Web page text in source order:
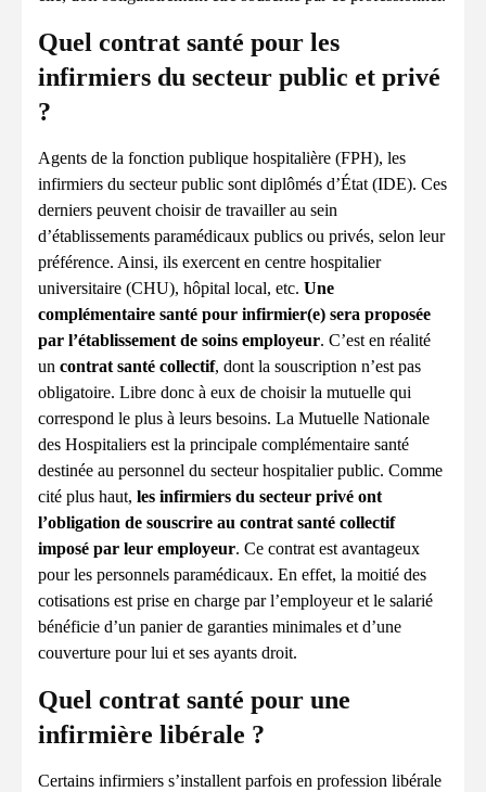
Quel contrat santé pour les
infirmiers du secteur public et privé
?
Agents de la fonction publique hospitalière (FPH), les
infirmiers du secteur public sont diplômés d’État (IDE). Ces
derniers peuvent choisir de travailler au sein
d’établissements paramédicaux publics ou privés, selon leur
préférence. Ainsi, ils exercent en centre hospitalier
universitaire (CHU), hôpital local, etc. Une
complémentaire santé pour infirmier(e) sera proposée
par l’établissement de soins employeur. C’est en réalité
un contrat santé collectif, dont la souscription n’est pas
obligatoire. Libre donc à eux de choisir la mutuelle qui
correspond le plus à leurs besoins. La Mutuelle Nationale
des Hospitaliers est la principale complémentaire santé
destinée au personnel du secteur hospitalier public. Comme
cité plus haut, les infirmiers du secteur privé ont
l’obligation de souscrire au contrat santé collectif
imposé par leur employeur. Ce contrat est avantageux
pour les personnels paramédicaux. En effet, la moitié des
cotisations est prise en charge par l’employeur et le salarié
bénéficie d’un panier de garanties minimales et d’une
couverture pour lui et ses ayants droit.
Quel contrat santé pour une
infirmière libérale ?
Certains infirmiers s’installent parfois en profession libérale